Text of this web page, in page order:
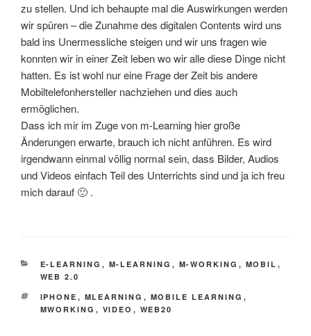
zu stellen. Und ich behaupte mal die Auswirkungen werden
wir spüren – die Zunahme des digitalen Contents wird uns
bald ins Unermessliche steigen und wir uns fragen wie
konnten wir in einer Zeit leben wo wir alle diese Dinge nicht
hatten. Es ist wohl nur eine Frage der Zeit bis andere
Mobiltelefonhersteller nachziehen und dies auch
ermöglichen.
Dass ich mir im Zuge von m-Learning hier große
Änderungen erwarte, brauch ich nicht anführen. Es wird
irgendwann einmal völlig normal sein, dass Bilder, Audios
und Videos einfach Teil des Unterrichts sind und ja ich freu
mich darauf 🙂 .
KATEGORIEN
E-LEARNING , M-LEARNING , M-WORKING , MOBIL ,
WEB 2.0
SCHLAGWÖRTER
IPHONE , MLEARNING , MOBILE LEARNING ,
MWORKING , VIDEO , WEB20